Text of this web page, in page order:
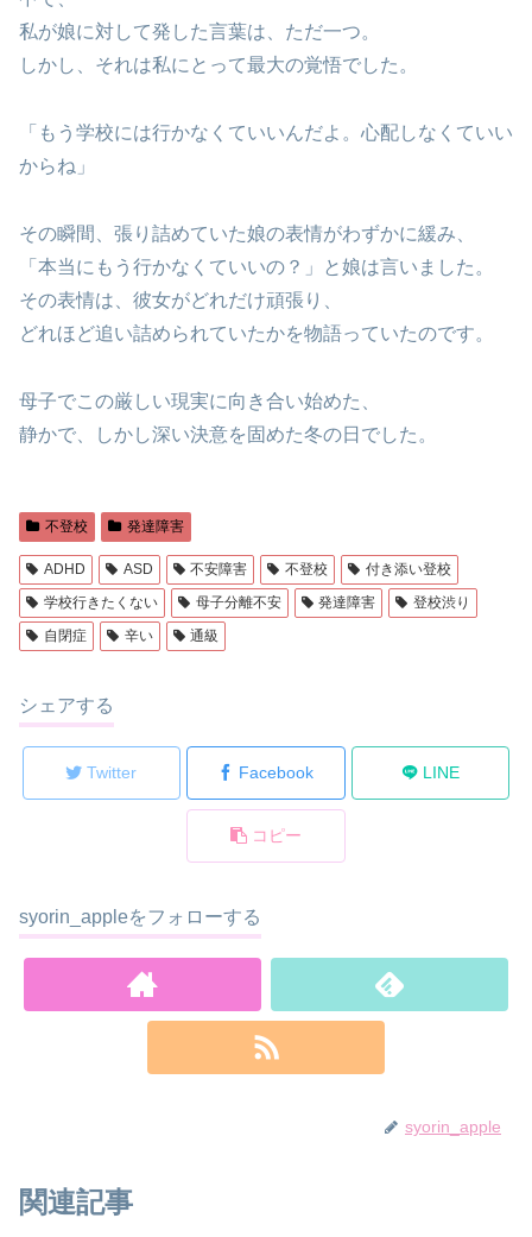
私が娘に対して発した言葉は、ただ一つ。
しかし、それは私にとって最大の覚悟でした。
「もう学校には行かなくていいんだよ。心配しなくていい
からね」
その瞬間、張り詰めていた娘の表情がわずかに緩み、
「本当にもう行かなくていいの？」と娘は言いました。
その表情は、彼女がどれだけ頑張り、
どれほど追い詰められていたかを物語っていたのです。
母子でこの厳しい現実に向き合い始めた、
静かで、しかし深い決意を固めた冬の日でした。
不登校 発達障害
ADHD ASD 不安障害 不登校
付き添い登校
学校行きたくない
母子分離不安 発達障害
登校渋り
自閉症
辛い 通級
シェアする
Twitter Facebook LINE
コピー
syorin_appleをフォローする
syorin_apple
関連記事